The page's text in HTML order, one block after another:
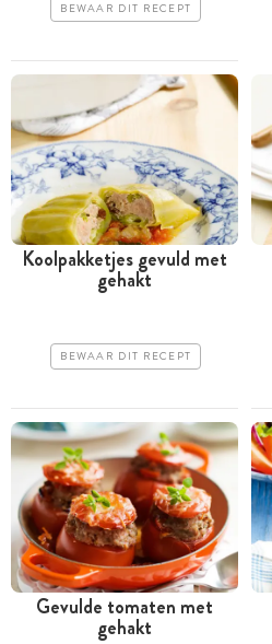
BEWAAR DIT RECEPT
Koolpakketjes gevuld met
gehakt
BEWAAR DIT RECEPT
Gevulde tomaten met
gehakt